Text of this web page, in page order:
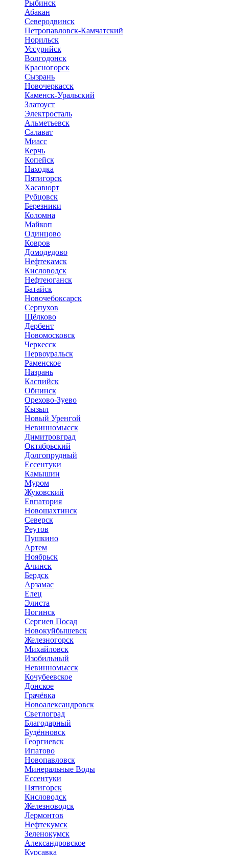
Рыбинск
Абакан
Северодвинск
Петропавловск-Камчатский
Норильск
Уссурийск
Волгодонск
Красногорск
Сызрань
Новочеркасск
Каменск-Уральский
Златоуст
Электросталь
Альметьевск
Салават
Миасс
Керчь
Копейск
Находка
Пятигорск
Хасавюрт
Рубцовск
Березники
Коломна
Майкоп
Одинцово
Ковров
Домодедово
Нефтекамск
Кисловодск
Нефтеюганск
Батайск
Новочебоксарск
Серпухов
Щёлково
Дербент
Новомосковск
Черкесск
Первоуральск
Раменское
Назрань
Каспийск
Обнинск
Орехово-Зуево
Кызыл
Новый Уренгой
Невинномысск
Димитровград
Октябрьский
Долгопрудный
Ессентуки
Камышин
Муром
Жуковский
Евпатория
Новошахтинск
Северск
Реутов
Пушкино
Артем
Ноябрьск
Ачинск
Бердск
Арзамас
Елец
Элиста
Ногинск
Сергиев Посад
Новокуйбышевск
Железногорск
Михайловск
Изобильный
Невинномысск
Кочубеевское
Донское
Грачёвка
Новоалександровск
Светлоград
Благодарный
Будённовск
Георгиевск
Ипатово
Новопавловск
Минеральные Воды
Ессентуки
Пятигорск
Кисловодск
Железноводск
Лермонтов
Нефтекумск
Зеленокумск
Александровское
Курсавка